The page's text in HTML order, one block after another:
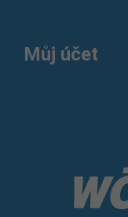
Můj účet